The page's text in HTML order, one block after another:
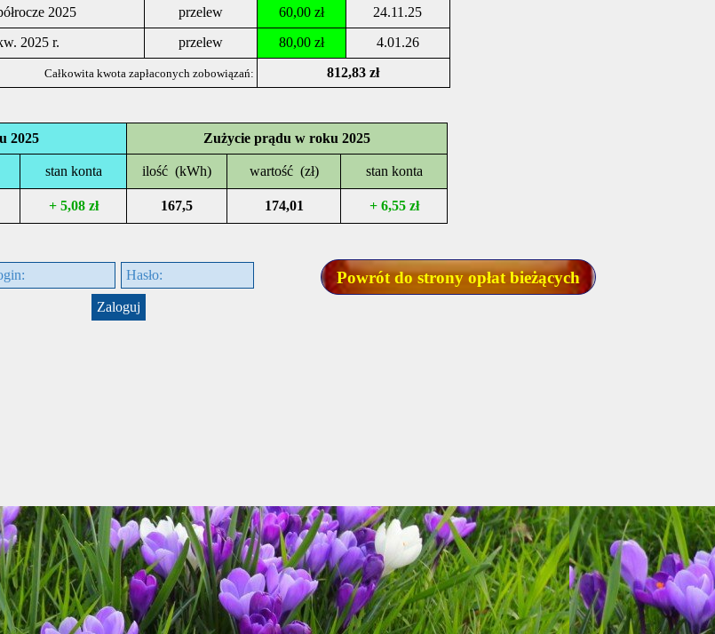
2025 przelew 60,00 zł 24.11.25
2025 r. przelew 80,00 zł 4.01.26
Całkowita kwota zapłaconych zobowiązań: 812,83 zł
2025 Zużycie prądu w roku 2025
stan konta ilość (kWh) wartość (zł) stan konta
+ 5,08 zł 167,5 174,01 + 6,55 zł
Powrót do strony opłat bieżących